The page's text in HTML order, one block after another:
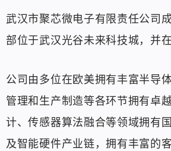
武汉市聚芯微电子有限责任公司
部位于武汉光谷未来科技城，并
公司由多位在欧美拥有丰富半导
管理和生产制造等各环节拥有卓
计、传感器算法融合等领域拥有
及智能硬件产业链，拥有丰富的